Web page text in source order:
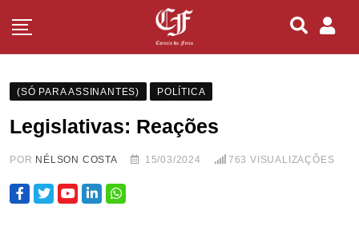
(SÓ PARA ASSINANTES) POLÍTICA
Legislativas: Reações
POR NÉLSON COSTA 15/03/2024 763 VISUALIZAÇÕES